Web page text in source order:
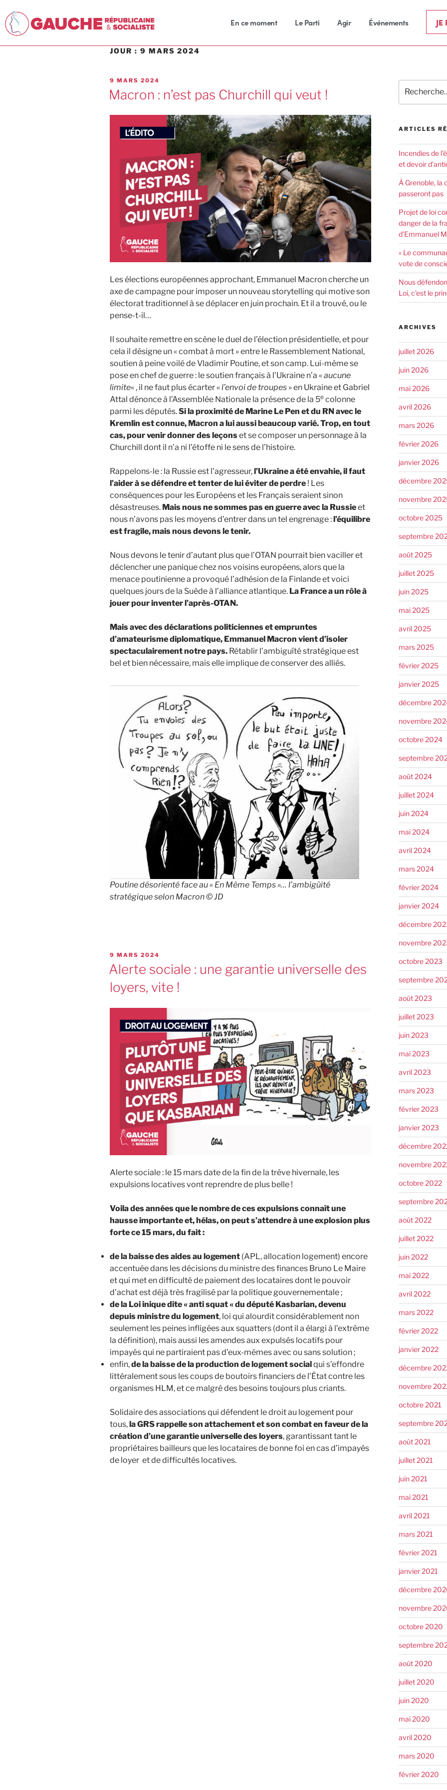
En ce moment Le Parti Agir Événements JE
JOUR : 9 MARS 2024
9 MARS 2024
Macron : n’est pas Churchill qui veut !
Les élections européennes approchant, Emmanuel Macron cherche un
axe de campagne pour imposer un nouveau storytelling qui motive son
électorat traditionnel à se déplacer en juin prochain. Et il a trouvé, ou le
pense-t-il…
Il souhaite remettre en scène le duel de l’élection présidentielle, et pour
cela il désigne un « combat à mort » entre le Rassemblement National,
soutien à peine voilé de Vladimir Poutine, et son camp. Lui-même se
pose en chef de guerre : le soutien français à l’Ukraine n’a «aucune
limite« , il ne faut plus écarter «l’envoi de troupes » en Ukraine et Gabriel
Attal dénonce à l’Assemblée Nationale la présence de la 5e colonne
parmi les députés.Si la proximité de Marine Le Pen et du RN avec le
Kremlin est connue, Macron a lui aussi beaucoup varié. Trop, en tout
cas, pour venir donner des leçonset se composer un personnage à la
Churchill dont il n’a ni l’étoffe ni le sens de l’histoire.
Rappelons-le : la Russie est l’agresseur, l’Ukraine a été envahie, il faut
l’aider à se défendre et tenter de lui éviter de perdre ! Les
conséquences pour les Européens et les Français seraient sinon
désastreuses. Mais nous ne sommes pas en guerre avec la Russieet
nous n’avons pas les moyens d’entrer dans un tel engrenage : l’équilibre
est fragile, mais nous devons le tenir.
Nous devons le tenir d’autant plus que l’OTAN pourrait bien vaciller et
déclencher une panique chez nos voisins européens, alors que la
menace poutinienne a provoqué l’adhésion de la Finlande et voici
quelques jours de la Suède à l’alliance atlantique. La France a un rôle à
jouer pour inventer l’après-OTAN.
Mais avec des déclarations politiciennes et empruntes
d’amateurisme diplomatique, Emmanuel Macron vient d’isoler
spectaculairement notre pays. Rétablir l’ambiguïté stratégique est
bel et bien nécessaire, mais elle implique de conserver des alliés.
Poutine désorienté face au « En Même Temps »… l’ambigüité
stratégique selon Macron © JD
9 MARS 2024
Alerte sociale : une garantie universelle des
loyers, vite !
Alerte sociale : le 15 mars date de la fin de la trêve hivernale, les
expulsions locatives vont reprendre de plus belle !
Voila des années que le nombre de ces expulsions connaît une
hausse importante et, hélas, on peut s’attendre à une explosion plus
forte ce 15 mars, du fait :
de la baisse des aides au logement (APL, allocation logement) encore
accentuée dans les décisions du ministre des finances Bruno Le Maire
et qui met en difficulté de paiement des locataires dont le pouvoir
d’achat est déjà très fragilisé par la politique gouvernementale ;
de la Loi inique dite « anti squat « du député Kasbarian, devenu
depuis ministre du logement, loi qui alourdit considérablement non
seulement les peines infligées aux squatters (dont il a élargi à l’extrême
la définition), mais aussi les amendes aux expulsés locatifs pour
impayés qui ne partiraient pas d’eux-mêmes avec ou sans solution ;
enfin,de la baisse de la production de logement socialqui s’effondre
littéralement sous les coups de boutoirs financiers de l’État contre les
organismes HLM, et ce malgré des besoins toujours plus criants.
Solidaire des associations qui défendent le droit au logement pour
tous,la GRS rappelle son attachement et son combat en faveur de la
création d’une garantie universelle des loyers, garantissant tant le
propriétaires bailleurs que les locataires de bonne foi en cas d’impayés
de loyer et de difficultés locatives.
ARTICLES
Incendies de
et devoir
À Grenoble, la
passeront pas
Projet de loi
danger de la
d’Emmanuel
« Le
vote de
Nous
Loi, c’est le
ARCHIVES
juillet 2026
juin 2026
mai 2026
avril 2026
mars 2026
février 2026
janvier 2026
décembre
novembre
octobre 2025
septembre
août 2025
juillet 2025
juin 2025
mai 2025
avril 2025
mars 2025
février 2025
janvier 2025
décembre
novembre
octobre 2024
septembre
août 2024
juillet 2024
juin 2024
mai 2024
avril 2024
mars 2024
février 2024
janvier 2024
décembre
novembre
octobre 2023
septembre
août 2023
juillet 2023
juin 2023
mai 2023
avril 2023
mars 2023
février 2023
janvier 2023
décembre
novembre
octobre 2022
septembre
août 2022
juillet 2022
juin 2022
mai 2022
avril 2022
mars 2022
février 2022
janvier 2022
décembre
novembre
octobre 2021
septembre
août 2021
juillet 2021
juin 2021
mai 2021
avril 2021
mars 2021
février 2021
janvier 2021
décembre
novembre
octobre 2020
septembre
août 2020
juillet 2020
juin 2020
mai 2020
avril 2020
mars 2020
février 2020